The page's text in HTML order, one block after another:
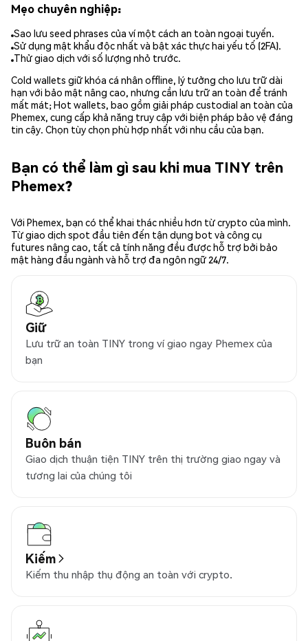
Mẹo chuyên nghiệp:
Sao lưu seed phrases của ví một cách an toàn ngoại tuyến.
Sử dụng mật khẩu độc nhất và bật xác thực hai yếu tố (2FA).
Thử giao dịch với số lượng nhỏ trước.
Cold wallets giữ khóa cá nhân offline, lý tưởng cho lưu trữ dài
hạn với bảo mật nâng cao, nhưng cần lưu trữ an toàn để tránh
mất mát; Hot wallets, bao gồm giải pháp custodial an toàn của
Phemex, cung cấp khả năng truy cập với biện pháp bảo vệ đáng
tin cậy. Chọn tùy chọn phù hợp nhất với nhu cầu của bạn.
Bạn có thể làm gì sau khi mua TINY trên
Phemex?
Với Phemex, bạn có thể khai thác nhiều hơn từ crypto của mình.
Từ giao dịch spot đầu tiên đến tận dụng bot và công cụ
futures nâng cao, tất cả tính năng đều được hỗ trợ bởi bảo
mật hàng đầu ngành và hỗ trợ đa ngôn ngữ 24/7.
Giữ
Lưu trữ an toàn TINY trong ví giao ngay Phemex của
bạn
Buôn bán
Giao dịch thuận tiện TINY trên thị trường giao ngay và
tương lai của chúng tôi
Kiếm
Kiếm thu nhập thụ động an toàn với crypto.